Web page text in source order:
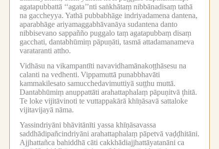
agatapubbattā ‘‘agata’’nti saṅkhātaṃ nibbānadisaṃ tathā
na gaccheyya. Yathā pubbabhāge indriyadamena dantena,
aparabhāge ariyamaggabhāvanāya sudantena danto
nibbisevano sappañño puggalo taṃ agatapubbaṃ disaṃ
gacchati, dantabhūmiṃ pāpuṇāti, tasmā attadamanameva
varataranti attho.
Vidhāsu na vikampantīti navavidhamānakoṭṭhāsesu na
calanti na vedhenti. Vippamuttā punabbhavāti
kammakilesato samucchedavimuttiyā suṭṭhu muttā.
Dantabhūmiṃ anuppattāti arahattaphalaṃ pāpuṇitvā ṭhitā.
Te loke vijitāvinoti te vuttappakārā khīṇāsavā sattaloke
vijitavijayā nāma.
Yassindriyāni bhāvitānīti yassa khīṇāsavassa
saddhādipañcindriyāni arahattaphalaṃ pāpetvā vaḍḍhitāni.
Ajjhattañca bahiddhā cāti cakkhādiajjhattāyatanāni ca